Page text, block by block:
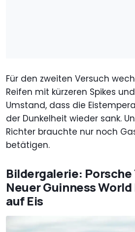
Für den zweiten Versuch
Reifen mit kürzeren Spikes
Umstand, dass die
der Dunkelheit wieder sank.
Richter brauchte nur noch
betätigen.
Bildergalerie: Porsche
Neuer Guinness
auf Eis